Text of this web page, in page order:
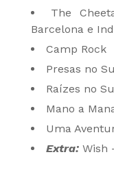
The
Barcelona e
Camp Rock
Presas no
Raízes no
Mano a
Uma
Extra: Wish